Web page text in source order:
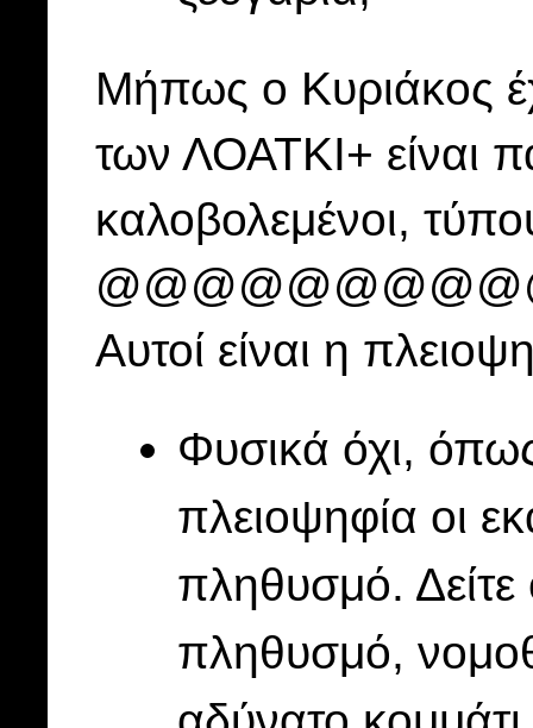
Μήπως ο Κυριάκος
των ΛΟΑΤΚΙ+ είναι
καλοβολεμένοι,
Αυτοί είναι η
Φυσικά όχι, όπως
πλειοψηφία οι
πληθυσμό.
πληθυσμό,